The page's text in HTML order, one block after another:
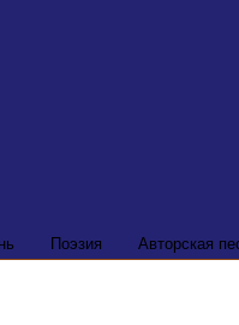
Поэзия Авторская